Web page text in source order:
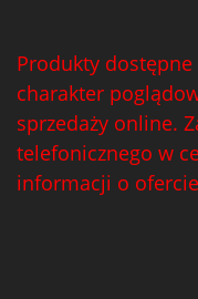
Produkty
charakter
sprzedaży online.
telefonicznego w
informacji o